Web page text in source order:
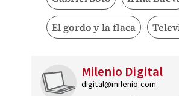
El gordo y la flaca
Milenio Digital
digital@milenio.com